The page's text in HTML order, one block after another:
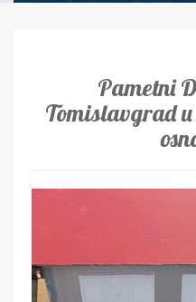
Pametni
Tomislavgrad